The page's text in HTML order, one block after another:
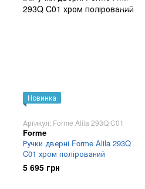
Новинка
Артикул: Forme Alila 293Q C01
Forme
Ручки дверні Forme Alila 293Q
C01 хром полірований
5 695 грн